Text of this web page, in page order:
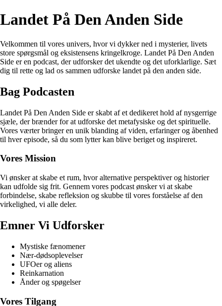
Landet På Den Anden Side
Velkommen til vores univers, hvor vi dykker ned i mysterier, livets
store spørgsmål og eksistensens kringelkroge. Landet På Den Anden
Side er en podcast, der udforsker det ukendte og det uforklarlige. Sæt
dig til rette og lad os sammen udforske landet på den anden side.
Bag Podcasten
Landet På Den Anden Side er skabt af et dedikeret hold af nysgerrige
sjæle, der brænder for at udforske det metafysiske og det spirituelle.
Vores værter bringer en unik blanding af viden, erfaringer og åbenhed
til hver episode, så du som lytter kan blive beriget og inspireret.
Vores Mission
Vi ønsker at skabe et rum, hvor alternative perspektiver og historier
kan udfolde sig frit. Gennem vores podcast ønsker vi at skabe
forbindelse, skabe refleksion og skubbe til vores forståelse af den
virkelighed, vi alle deler.
Emner Vi Udforsker
Mystiske fænomener
Nær-dødsoplevelser
UFOer og aliens
Reinkarnation
Ånder og spøgelser
Vores Tilgang